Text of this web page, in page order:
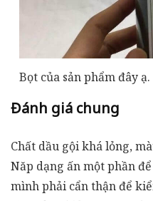
Bọt của sản phẩm đây ạ.
Đánh giá chung
Chất dầu gội khá lỏng,
Năp dạng ấn một phần
mình phải cẩn thận để